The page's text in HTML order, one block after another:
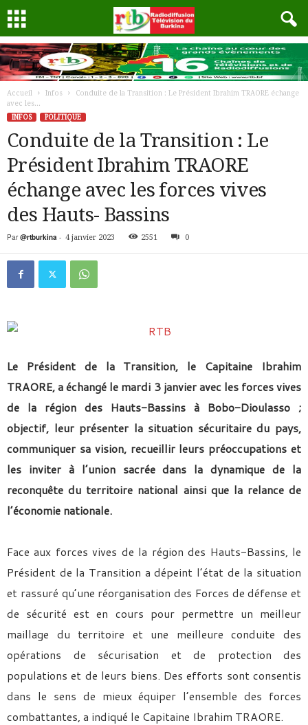
Accueil Infos
Conduite de la Transition : Le Président Ibrahim TRAORE échange
avec les...
INFOS
POLITIQUE
Conduite de la Transition : Le
Président Ibrahim TRAORE
échange avec les forces vives
des Hauts- Bassins
Par @rtburkina - 4 janvier 2023 2551 0
Le Président de la Transition, le Capitaine Ibrahim
TRAORE, a échangé le mardi 3 janvier avec les forces vives
de la région des Hauts-Bassins à Bobo-Dioulasso ;
objectif, leur présenter la situation sécuritaire du pays,
communiquer sa vision, recueillir leurs préoccupations et
les inviter à l’union sacrée dans la dynamique de la
reconquête du territoire national ainsi que la relance de
l’économie nationale.
Face aux forces vives de la région des Hauts-Bassins, le
Président de la Transition a dépeint l’état de la situation
et rassuré qu’une réorganisation des Forces de défense et
de sécurité est en cours pour permettre un meilleur
maillage du territoire et une meilleure conduite des
opérations de sécurisation et de protection des
populations et de leurs biens. Des efforts sont consentis
dans le sens de mieux équiper l’ensemble des forces
combattantes, a indiqué le Capitaine Ibrahim TRAORE.